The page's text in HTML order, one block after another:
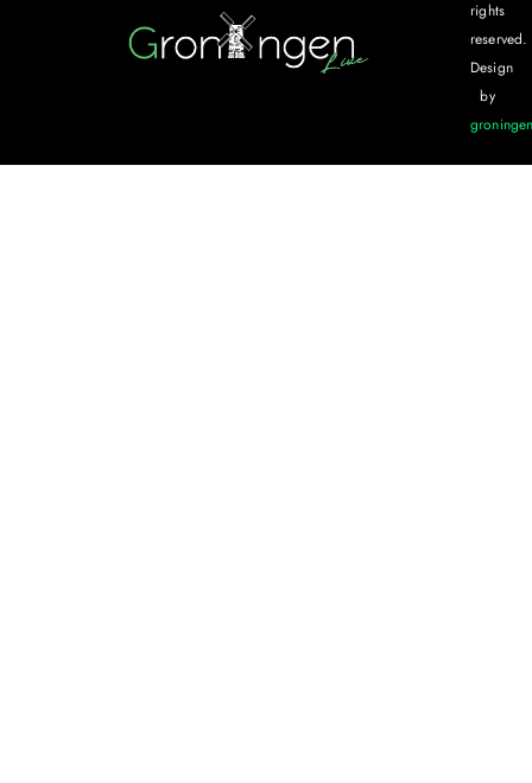
rights
reserved.
Design
by